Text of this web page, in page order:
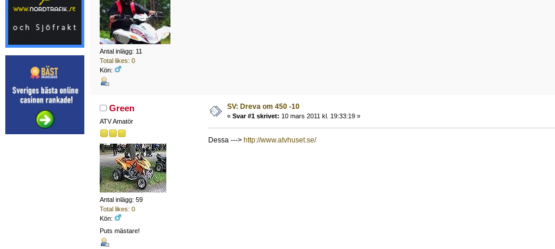
Antal inlägg: 11
Total likes: 0
Kön:
Green
ATV Amatör
Antal inlägg: 59
Total likes: 0
Kön:
Puts mästare!
SV: Dreva om 450 -10
« Svar #1 skrivet: 10 mars 2011 kl. 19:33:19 »
Dessa ---> http://www.atvhuset.se/